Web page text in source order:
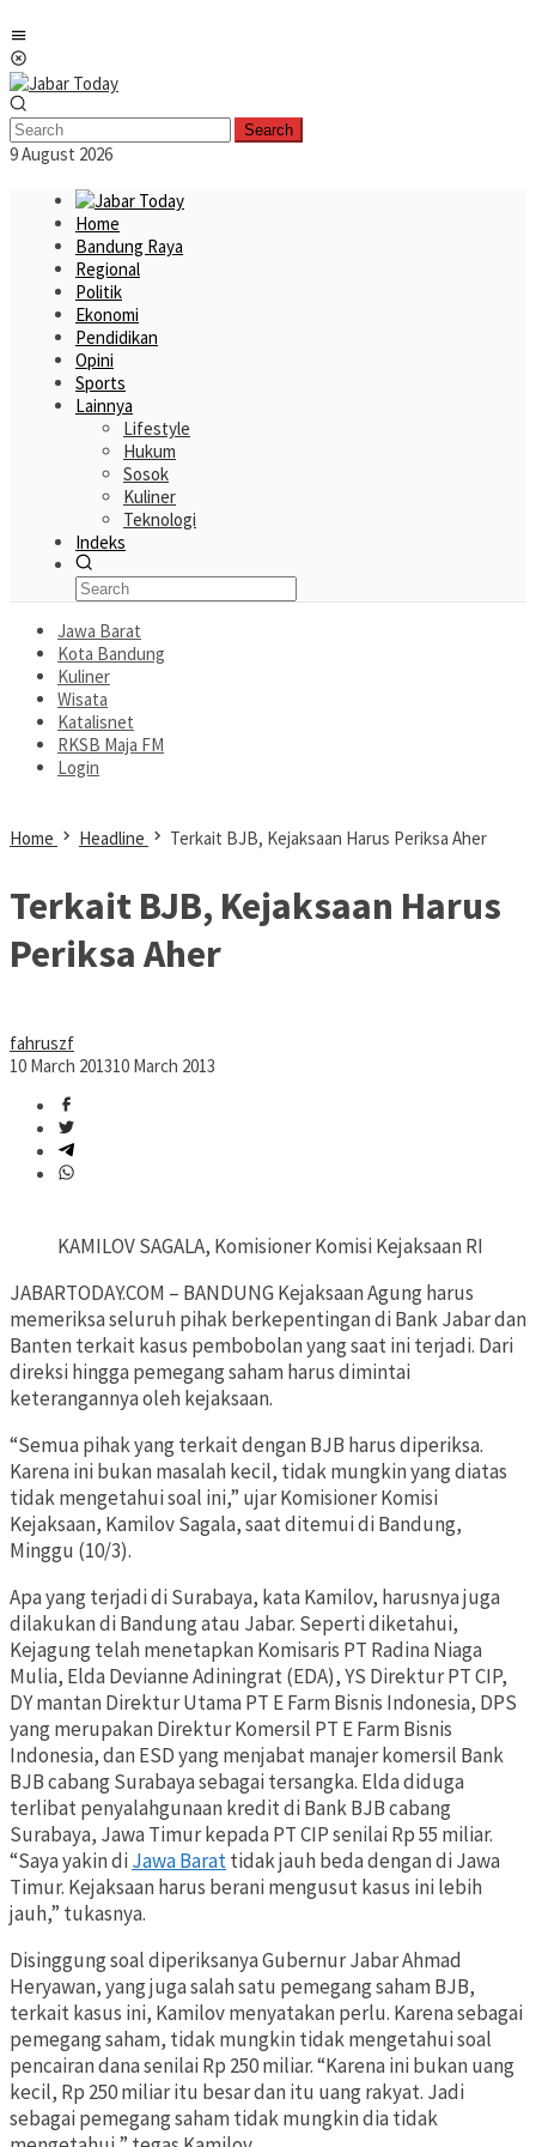
to
content
Search
9 August 2026
Home
Bandung Raya
Regional
Politik
Ekonomi
Pendidikan
Opini
Sports
Lainnya
Lifestyle
Hukum
Sosok
Kuliner
Teknologi
Indeks
Jawa Barat
Kota Bandung
Kuliner
Wisata
Katalisnet
RKSB Maja FM
Login
Home Headline Terkait BJB, Kejaksaan Harus Periksa Aher
Terkait BJB, Kejaksaan Harus
Periksa Aher
fahruszf
10 March 201310 March 2013
KAMILOV SAGALA, Komisioner Komisi Kejaksaan RI
JABARTODAY.COM – BANDUNG Kejaksaan Agung harus
memeriksa seluruh pihak berkepentingan di Bank Jabar dan
Banten terkait kasus pembobolan yang saat ini terjadi. Dari
direksi hingga pemegang saham harus dimintai
keterangannya oleh kejaksaan.
“Semua pihak yang terkait dengan BJB harus diperiksa.
Karena ini bukan masalah kecil, tidak mungkin yang diatas
tidak mengetahui soal ini,” ujar Komisioner Komisi
Kejaksaan, Kamilov Sagala, saat ditemui di Bandung,
Minggu (10/3).
Apa yang terjadi di Surabaya, kata Kamilov, harusnya juga
dilakukan di Bandung atau Jabar. Seperti diketahui,
Kejagung telah menetapkan Komisaris PT Radina Niaga
Mulia, Elda Devianne Adiningrat (EDA), YS Direktur PT CIP,
DY mantan Direktur Utama PT E Farm Bisnis Indonesia, DPS
yang merupakan Direktur Komersil PT E Farm Bisnis
Indonesia, dan ESD yang menjabat manajer komersil Bank
BJB cabang Surabaya sebagai tersangka. Elda diduga
terlibat penyalahgunaan kredit di Bank BJB cabang
Surabaya, Jawa Timur kepada PT CIP senilai Rp 55 miliar.
“Saya yakin diJawa Barattidak jauh beda dengan di Jawa
Timur. Kejaksaan harus berani mengusut kasus ini lebih
jauh,” tukasnya.
Disinggung soal diperiksanya Gubernur Jabar Ahmad
Heryawan, yang juga salah satu pemegang saham BJB,
terkait kasus ini, Kamilov menyatakan perlu. Karena sebagai
pemegang saham, tidak mungkin tidak mengetahui soal
pencairan dana senilai Rp 250 miliar. “Karena ini bukan uang
kecil, Rp 250 miliar itu besar dan itu uang rakyat. Jadi
sebagai pemegang saham tidak mungkin dia tidak